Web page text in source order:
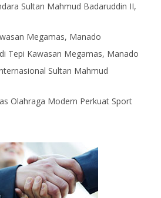
Sultan Mahmud Badaruddin II,
Megamas, Manado
Tepi Kawasan Megamas, Manado
Sultan Mahmud
Olahraga Modern Perkuat Sport